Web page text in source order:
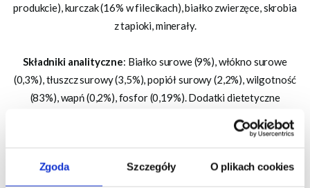
Zgoda Szczegóły O plikach cookies
produkcie), kurczak (16% w filecikach), białko zwierzęce, skrobia
z tapioki, minerały.
Składniki analityczne: Białko surowe (9%), włókno surowe
(0,3%), tłuszcz surowy (3,5%), popiół surowy (2,2%), wilgotność
(83%), wapń (0,2%), fosfor (0,19%). Dodatki dietetyczne
10mg, Mangan (siarczan manganawy, monohydrat): 2mg, Jod
miedzi (II): 2mg, Żelazo (siarczan żelaza (II) monohydrat): 2mg,